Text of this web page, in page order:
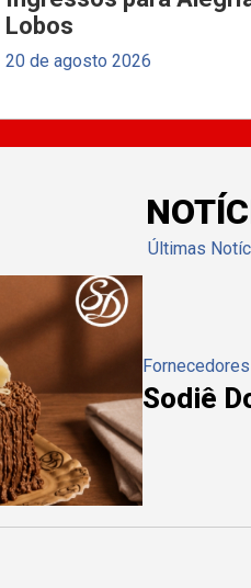
Lobos
20 de agosto 2026
Últimas
Fornecedores
Sodiê